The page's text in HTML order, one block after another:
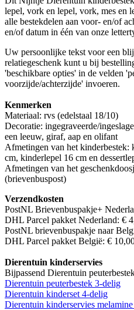
lepel, vork en lepel, vork, mes en
alle bestekdelen aan voor- en/of
en/of datum in één van onze
Uw persoonlijke tekst voor een
relatiegeschenk kunt u bij
'beschikbare opties' in de velden
voorzijde/achterzijde' invoeren.
Kenmerken
Materiaal: rvs (edelstaal 18/10)
Decoratie: ingegraveerde/
een leeuw, giraf, aap en olifant
Afmetingen van het
cm, kinderlepel 16 cm en
Afmetingen van het
(brievenbuspost)
Verzendkosten
PostNL Brievenbuspakje+
DHL Parcel pakket Nederland: €
PostNL brievenbuspakje naar
DHL Parcel pakket België: €
Dierentuin kinderservies
Bijpassend Dierentuin
Dierentuin peuterbestek 3-delig
Dierentuin kinderset 4-delig
Dierentuin kinderservies